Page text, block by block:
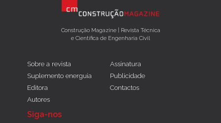
Construção Magazine | Revista Técnica
e Científica de Engenharia Civil
Sobre a revista
Suplemento energuia
Editora
Autores
Assinatura
Publicidade
Contactos
Siga-nos